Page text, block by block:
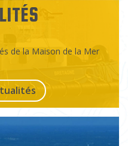
de la Maison de la Mer